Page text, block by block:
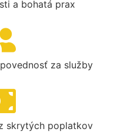
a bohatá prax
za služby
skrytých poplatkov